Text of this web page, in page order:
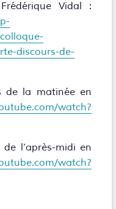
Vidal :
discours-de-
de la matinée en
watch?
l’après-midi en
watch?